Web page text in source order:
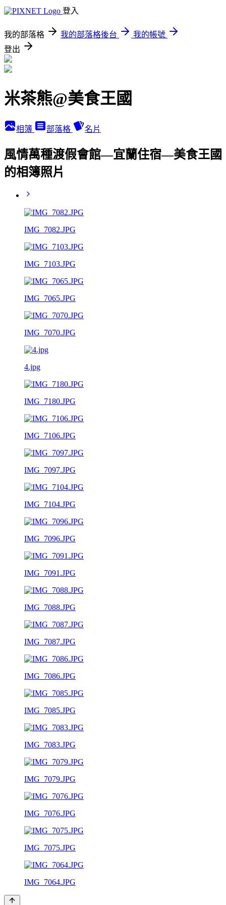
登入
我的部落格 我的部落格後台
我的帳號
登出
米茶熊@美食王國
相簿 部落格 名片
風情萬種渡假會館—宜蘭住宿—美食王國
的相簿照片
IMG_7082.JPG
IMG_7103.JPG
IMG_7065.JPG
IMG_7070.JPG
4.jpg
IMG_7180.JPG
IMG_7106.JPG
IMG_7097.JPG
IMG_7104.JPG
IMG_7096.JPG
IMG_7091.JPG
IMG_7088.JPG
IMG_7087.JPG
IMG_7086.JPG
IMG_7085.JPG
IMG_7083.JPG
IMG_7079.JPG
IMG_7076.JPG
IMG_7075.JPG
IMG_7064.JPG